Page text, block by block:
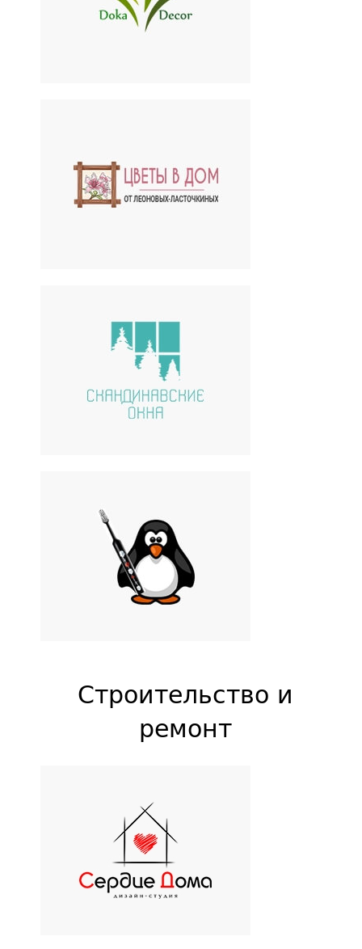
дизайна
Цветы в дом от
Леоновых-Ласточкиных
Интернет-магазин цветов
Скандинавские окна
TOP DENTAL
Все для вашей здоровой
улыбки
Строительство и
ремонт
«Сердце дома»
Дизайн студия